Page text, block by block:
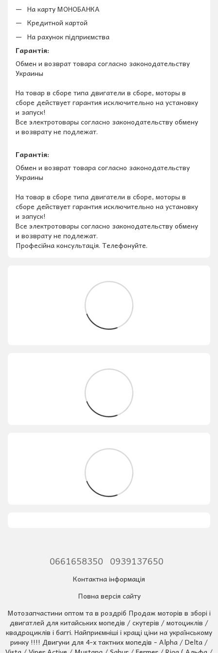
На карту МОНОБАНКА
Кредитной картой
На рахунок підприємства
Гарантія:
Обмен и возврат товара согласно законодательству
Украины
На товар в сборе типа двигатели в сборе, моторы в
сборе действует гарантия исключительно на установку
и запуск!
Все электротовары согласно законодательству обмену
и возврату не подлежат.
Гарантія:
Обмен и возврат товара согласно законодательству
Украины
На товар в сборе типа двигатели в сборе, моторы в
сборе действует гарантия исключительно на установку
и запуск!
Все электротовары согласно законодательству обмену
и возврату не подлежат.
Професійна консультація. Телефонуйте.
0661658350 0939137650
Контактна інформація
Повна версія сайту
Мотозапчастини оптом та в роздріб Продаж моторів в зборі і
двигатлей для китайських мопедів / скутерів / мотоциклів /
квадроциклів і баггі. Найприємніші і кращі ціни на українському
ринку !!!! Двигуни для 4-х тактних мопедів - Alpha / Delta /